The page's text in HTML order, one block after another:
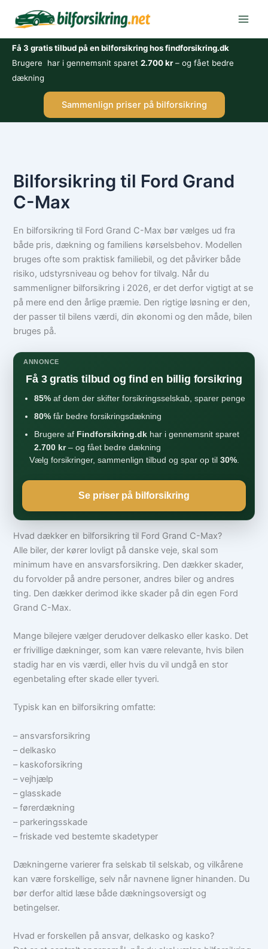
Få 3 gratis tilbud på en bilforsikring hos findforsikring.dk
Brugere har i gennemsnit sparet 2.700 kr– og fået bedre
dækning
Sammenlign priser på bilforsikring
Bilforsikring til Ford Grand
C-Max
En bilforsikring til Ford Grand C-Max bør vælges ud fra
både pris, dækning og familiens kørselsbehov. Modellen
bruges ofte som praktisk familiebil, og det påvirker både
risiko, udstyrsniveau og behov for tilvalg. Når du
sammenligner bilforsikring i 2026, er det derfor vigtigt at se
på mere end den årlige præmie. Den rigtige løsning er den,
der passer til bilens værdi, din økonomi og den måde, bilen
bruges på.
ANNONCE
Få 3 gratis tilbud og find en billig forsikring
85% af dem der skifter forsikringsselskab, sparer penge
80% får bedre forsikringsdækning
Brugere af Findforsikring.dk har i gennemsnit sparet
2.700 kr– og fået bedre dækning
Vælg forsikringer, sammenlign tilbud og spar op til 30%.
Se priser på bilforsikring
Hvad dækker en bilforsikring til Ford Grand C-Max?
Alle biler, der kører lovligt på danske veje, skal som
minimum have en ansvarsforsikring. Den dækker skader,
du forvolder på andre personer, andres biler og andres
ting. Den dækker derimod ikke skader på din egen Ford
Grand C-Max.
Mange bilejere vælger derudover delkasko eller kasko. Det
er frivillige dækninger, som kan være relevante, hvis bilen
stadig har en vis værdi, eller hvis du vil undgå en stor
egenbetaling efter skade eller tyveri.
Typisk kan en bilforsikring omfatte:
– ansvarsforsikring
– delkasko
– kaskoforsikring
– vejhjælp
– glasskade
– førerdækning
– parkeringsskade
– friskade ved bestemte skadetyper
Dækningerne varierer fra selskab til selskab, og vilkårene
kan være forskellige, selv når navnene ligner hinanden. Du
bør derfor altid læse både dækningsoversigt og
betingelser.
Hvad er forskellen på ansvar, delkasko og kasko?